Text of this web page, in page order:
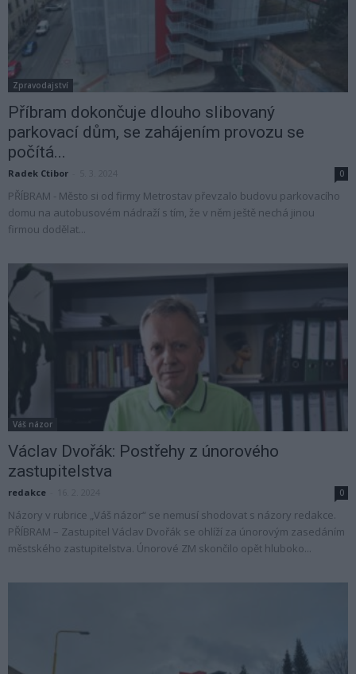
Zpravodajství
Příbram dokončuje dlouho slibovaný
parkovací dům, se zahájením provozu se
počítá...
Radek Ctibor 0
PŘÍBRAM - Město si od firmy Metrostav převzalo budovu parkovacího
domu na autobusovém nádraží s tím, že v něm ještě nechá jinou
firmou dodělat...
Váš názor
Václav Dvořák: Postřehy z únorového
zastupitelstva
redakce 0
Názory v rubrice „Váš názor“ se nemusí shodovat s názory redakce.
PŘÍBRAM – Zastupitel Václav Dvořák se ohlíží za únorovým zasedáním
městského zastupitelstva. Únorové ZM skončilo opět hluboko...